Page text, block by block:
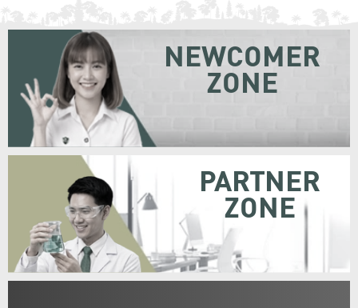
NEWCOMER
ZONE
PARTNER
ZONE